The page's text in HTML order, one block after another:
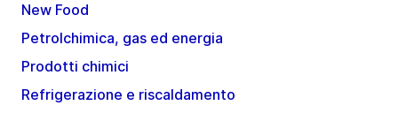
New Food
Petrolchimica, gas ed energia
Prodotti chimici
Refrigerazione e riscaldamento